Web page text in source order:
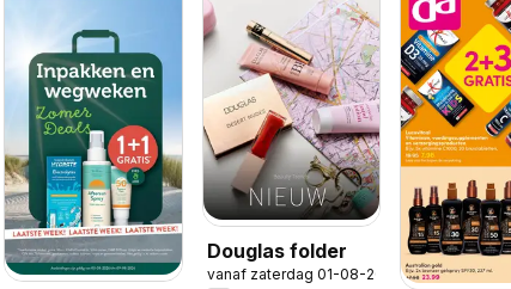
Douglas folder
vanaf zaterdag 01-08-2026